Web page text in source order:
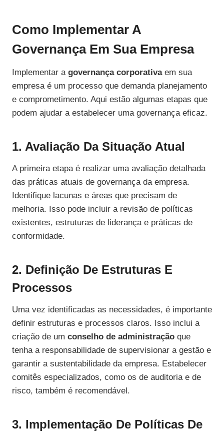
Como Implementar A
Governança Em Sua Empresa
Implementar a governança corporativaem sua
empresa é um processo que demanda planejamento
e comprometimento. Aqui estão algumas etapas que
podem ajudar a estabelecer uma governança eficaz.
1. Avaliação Da Situação Atual
A primeira etapa é realizar uma avaliação detalhada
das práticas atuais de governança da empresa.
Identifique lacunas e áreas que precisam de
melhoria. Isso pode incluir a revisão de políticas
existentes, estruturas de liderança e práticas de
conformidade.
2. Definição De Estruturas E
Processos
Uma vez identificadas as necessidades, é importante
definir estruturas e processos claros. Isso inclui a
criação de um conselho de administração que
tenha a responsabilidade de supervisionar a gestão e
garantir a sustentabilidade da empresa. Estabelecer
comitês especializados, como os de auditoria e de
risco, também é recomendável.
3. Implementação De Políticas De